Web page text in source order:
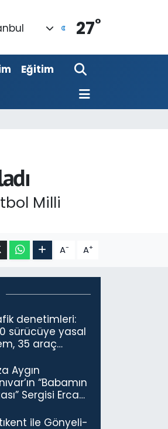
27°
Eğitim
Milli
A- A+
denetimleri:
sürücüye yasal
35 araç
Aygın
“Babamın
Sergisi Ercan
ile Gönyeli-